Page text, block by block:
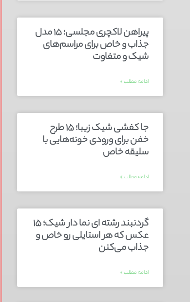
پیراهن لاکچری مجلسی؛ ۱۵ مدل
جذاب و خاص برای مراسم‌های
شیک و متفاوت
ادامه مطلب »
جا کفشی شیک زیبا؛ ۱۵ طرح
خفن برای ورودی خونه‌هایی با
سلیقه خاص
ادامه مطلب »
گردنبند رشته ای نما دار شیک؛ ۱۵
عکس که هر استایلی رو خاص و
جذاب می‌کنن
ادامه مطلب »